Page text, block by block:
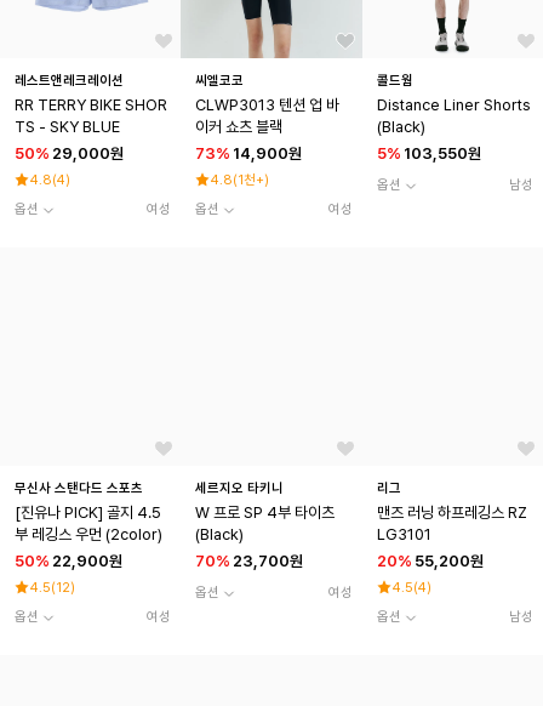
레스트앤레크레이션
RR TERRY BIKE SHOR
TS - SKY BLUE
50% 29,000원
4.8(4)
옵션
여성
씨엘코코
CLWP3013 텐션 업 바
이커 쇼츠 블랙
73% 14,900원
4.8(1천+)
옵션
여성
콜드웜
Distance Liner Shorts
(Black)
5% 103,550원
옵션 남성
무신사 스탠다드 스포츠
[진유나 PICK] 골지 4.5
부 레깅스 우먼 (2color)
50% 22,900원
4.5(12)
옵션
여성
세르지오 타키니
W 프로 SP 4부 타이츠
(Black)
70% 23,700원
옵션 여성
리그
맨즈 러닝 하프레깅스 RZ
LG3101
20% 55,200원
4.5(4)
옵션
남성